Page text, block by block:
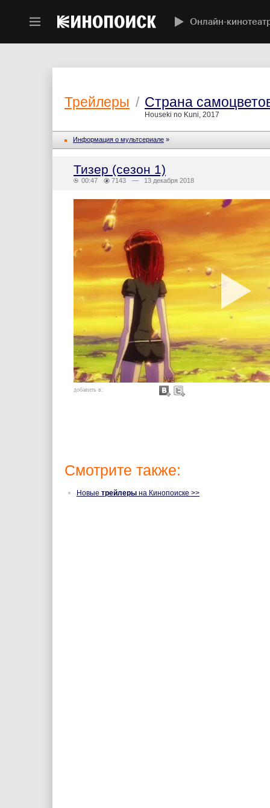
Онлайн-
Трейлеры / Страна
Houseki no Kuni, 2017
Информация о мультсериале »
Тизер (сезон 1)
00:47 7143 — 13 декабря 2018
добавить в:
Смотрите также:
Новые трейлеры на Кинопоиске >>